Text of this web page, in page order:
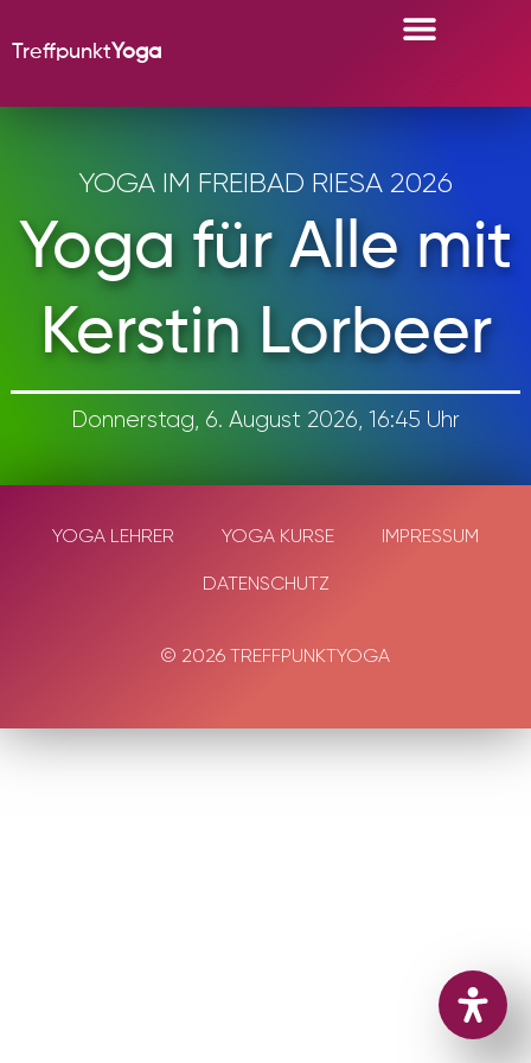
TreffpunktYoga
YOGA IM FREIBAD RIESA 2026
Yoga für Alle mit
Kerstin Lorbeer
Donnerstag, 6. August 2026, 16:45 Uhr
YOGA LEHRER YOGA KURSE IMPRESSUM
DATENSCHUTZ
© 2026 TREFFPUNKTYOGA